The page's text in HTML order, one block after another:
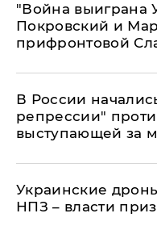
"Война выиграна
Покровский и
прифронтовой
В России
репрессии"
выступающей за
Украинские
НПЗ – власти